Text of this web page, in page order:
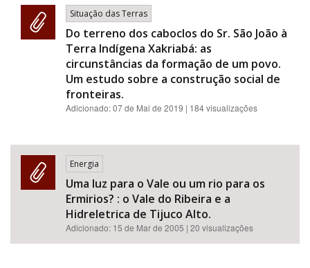
Situação das Terras
Do terreno dos caboclos do Sr. São João à
Terra Indígena Xakriabá: as
circunstâncias da formação de um povo.
Um estudo sobre a construção social de
fronteiras.
Adicionado:07 de Mai de 2019 | 184 visualizações
Energia
Uma luz para o Vale ou um rio para os
Ermirios? : o Vale do Ribeira e a
Hidreletrica de Tijuco Alto.
Adicionado: 15 de Mar de 2005 | 20 visualizações